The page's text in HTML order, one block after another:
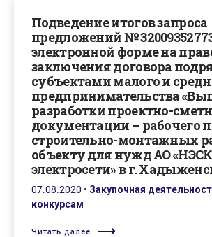
Подведение итогов запроса
предложений №
электронной форме на
заключения договора
субъектами малого и
предпринимательства
разработки проектно-
документации – рабочего
строительно-монтажных
объекту для нужд АО
электросети» в г.
07.08.2020 • Закупочная
конкурсам
Читать далее